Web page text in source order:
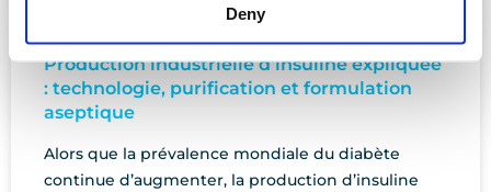
Deny
Production industrielle d’insuline expliquée
: technologie, purification et formulation
aseptique
Alors que la prévalence mondiale du diabète
continue d’augmenter, la production d’insuline